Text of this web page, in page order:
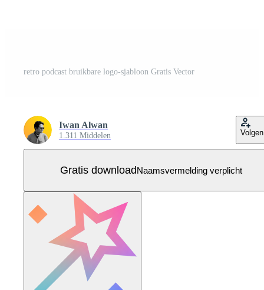
retro podcast bruikbare logo-sjabloon Gratis Vector
Iwan Alwan
1.311 Middelen Volgen
Gratis downloadNaamsvermelding verplicht